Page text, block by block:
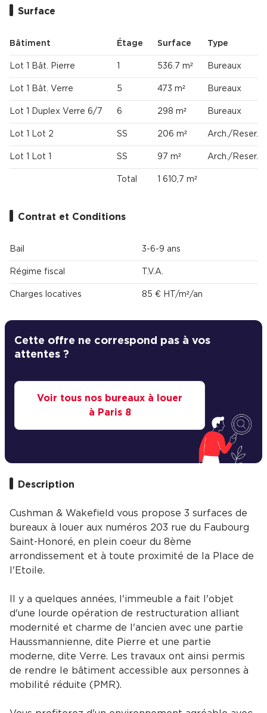
Surface
Bâtiment Étage Surface Type
Lot 1 Bât. Pierre 536.7 m² Bureaux
Lot 1 Bât. Verre 5 473 m² Bureaux
Lot 1 Duplex Verre 6/7 6 298 m² Bureaux
Lot 1 Lot 2 SS 206 m² Arch./Reser.
Lot 1 Lot 1 SS 97 m² Arch./Reser.
Total 1 610,7 m²
Contrat et Conditions
Bail 3-6-9 ans
Régime fiscal T.V.A.
Charges locatives 85 € HT/m²/an
Cette offre ne correspond pas à vos
attentes ?
Voir tous nos bureaux à louer
à Paris 8
Description
Cushman & Wakefield vous propose 3 surfaces de
bureaux à louer aux numéros 203 rue du Faubourg
Saint-Honoré, en plein coeur du 8ème
arrondissement et à toute proximité de la Place de
l'Etoile.
Il y a quelques années, l'immeuble a fait l'objet
d'une lourde opération de restructuration alliant
modernité et charme de l'ancien avec une partie
Haussmannienne, dite Pierre et une partie
moderne, dite Verre. Les travaux ont ainsi permis
de rendre le bâtiment accessible aux personnes à
mobilité réduite (PMR).